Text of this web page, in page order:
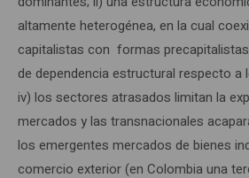
altamente heterogénea, en la cual
capitalistas con formas
de dependencia estructural respecto a
iv) los sectores atrasados limitan la
mercados y las transnacionales
los emergentes mercados de bienes
comercio exterior (en Colombia una